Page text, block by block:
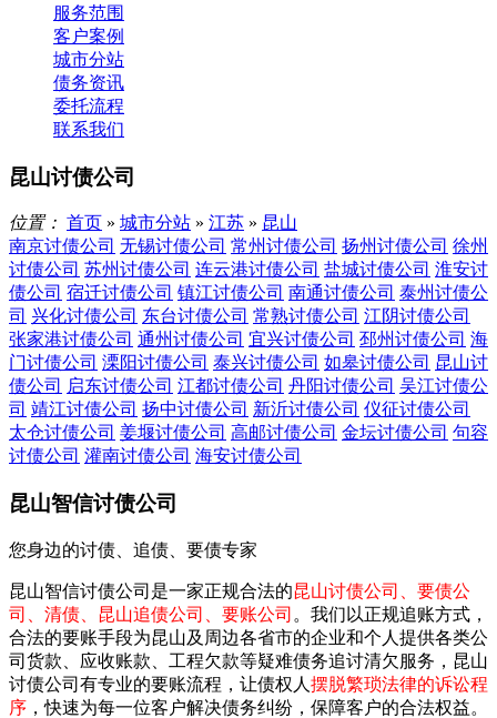
服务范围
客户案例
城市分站
债务资讯
委托流程
联系我们
昆山讨债公司
位置： 首页 » 城市分站 » 江苏 » 昆山
南京讨债公司 无锡讨债公司 常州讨债公司 扬州讨债公司 徐州
讨债公司 苏州讨债公司 连云港讨债公司 盐城讨债公司 淮安讨
债公司 宿迁讨债公司 镇江讨债公司 南通讨债公司 泰州讨债公
司 兴化讨债公司 东台讨债公司 常熟讨债公司 江阴讨债公司
张家港讨债公司 通州讨债公司 宜兴讨债公司 邳州讨债公司 海
门讨债公司 溧阳讨债公司 泰兴讨债公司 如皋讨债公司 昆山讨
债公司 启东讨债公司 江都讨债公司 丹阳讨债公司 吴江讨债公
司 靖江讨债公司 扬中讨债公司 新沂讨债公司 仪征讨债公司
太仓讨债公司 姜堰讨债公司 高邮讨债公司 金坛讨债公司 句容
讨债公司 灌南讨债公司 海安讨债公司
昆山智信讨债公司
您身边的讨债、追债、要债专家
昆山智信讨债公司是一家正规合法的昆山讨债公司、要债公
司、清债、昆山追债公司、要账公司 。我们以正规追账方式，
合法的要账手段为昆山及周边各省市的企业和个人提供各类公
司货款、应收账款、工程欠款等疑难债务追讨清欠服务，昆山
讨债公司有专业的要账流程，让债权人 摆脱繁琐法律的诉讼程
序 ，快速为每一位客户解决债务纠纷，保障客户的合法权益。